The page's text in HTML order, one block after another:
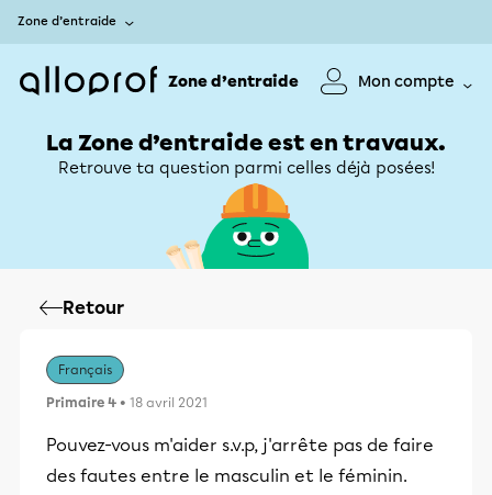
Zone d’entraide
Zone d’entraide Mon compte
La Zone d’entraide est en travaux.
Retrouve ta question parmi celles déjà posées!
Retour
Français
Primaire 4 • 18 avril 2021
Pouvez-vous m'aider s.v.p, j'arrête pas de faire
des fautes entre le masculin et le féminin.